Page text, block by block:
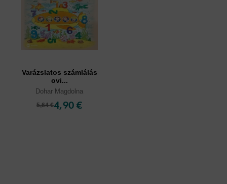
Varázslatos számlálás
ovi...
Dohar Magdolna
5,64 €4,90 €